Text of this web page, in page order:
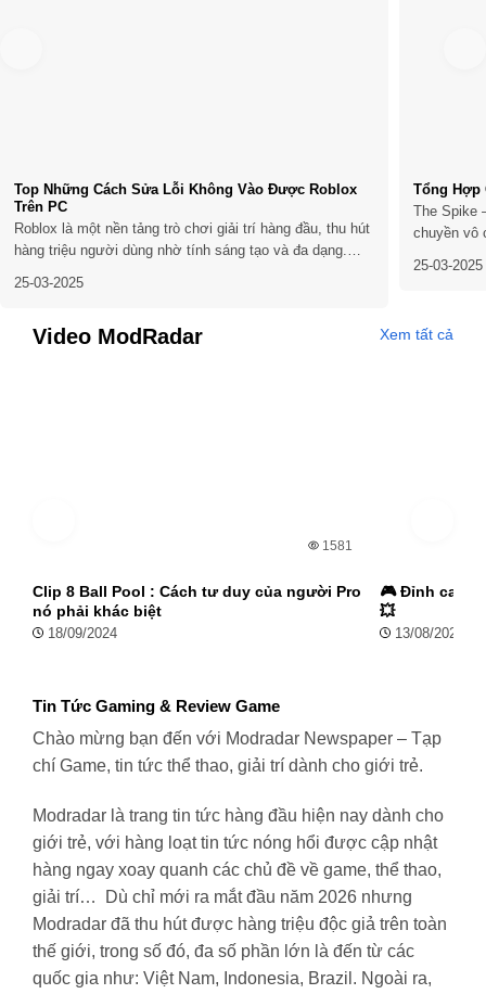
Top Những Cách Sửa Lỗi Không Vào Được Roblox
Trên PC
Roblox là một nền tảng trò chơi giải trí hàng đầu, thu hút
hàng triệu người dùng nhờ tính sáng tạo và đa dạng.
25-03-2025
Tổng Hợp
The Spike
chuyền vô
25-03-2025
Video ModRadar Xem tất cả
1581
Clip 8 Ball Pool : Cách tư duy của người Pro
nó phải khác biệt
18/09/2024
🎮 Đỉnh cao
💥
13/08/2024
Tin Tức Gaming & Review Game
Chào mừng bạn đến với Modradar Newspaper – Tạp
chí Game, tin tức thể thao, giải trí dành cho giới trẻ.
Modradar là trang tin tức hàng đầu hiện nay dành cho
giới trẻ, với hàng loạt tin tức nóng hổi được cập nhật
hàng ngay xoay quanh các chủ đề về game, thể thao,
giải trí… Dù chỉ mới ra mắt đầu năm 2026 nhưng
Modradar đã thu hút được hàng triệu độc giả trên toàn
thế giới, trong số đó, đa số phần lớn là đến từ các
quốc gia như: Việt Nam, Indonesia, Brazil. Ngoài ra,